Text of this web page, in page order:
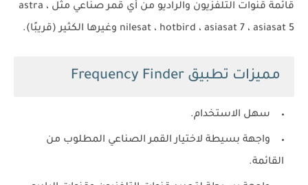
قائمة قنوات التلفزيون والراديو من أي قمر صناعي مثل astra ،
nilesat ، hotbird ، asiasat 7 ، asiasat 5 وغيرها الكثير (قريبًا).
مميزات تطبيق Frequency Finder
سهل الاستخدام.
واجهة بسيطة لاختيار القمر الصناعي المطلوب من
القائمة.